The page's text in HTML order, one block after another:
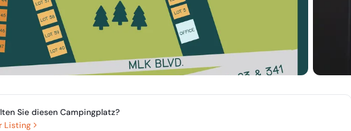
Sie diesen Campingplatz?
Listing